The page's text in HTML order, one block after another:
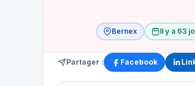
Bernex Il y a 63
Partager : Facebook